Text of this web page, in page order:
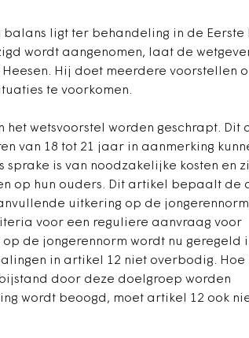
ligt ter behandeling in de Eerste
wordt aangenomen, laat de
Hij doet meerdere voorstellen
te voorkomen.
wetsvoorstel worden geschrapt. Dit
van 18 tot 21 jaar in aanmerking
is van noodzakelijke kosten en
op hun ouders. Dit artikel bepaalt de
uitkering op de jongerennorm
voor een reguliere aanvraag voor
de jongerennorm wordt nu geregeld
in artikel 12 niet overbodig. Hoe
door deze doelgroep worden
wordt beoogd, moet artikel 12 ook